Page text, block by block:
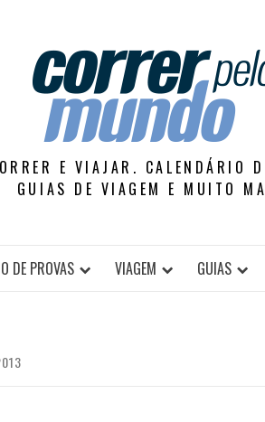
E VIAJAR. CALENDÁRIO
GUIAS DE VIAGEM E MUITO
DE PROVAS VIAGEM GUIAS